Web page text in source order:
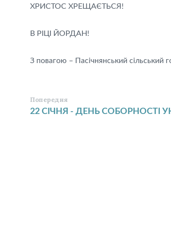
ХРИСТОС ХРЕЩАЄТЬСЯ!
В РІЦІ ЙОРДАН!
З повагою – Пасічнянський сільський
Попередня
22 СІЧНЯ - ДЕНЬ СОБОРНОСТІ